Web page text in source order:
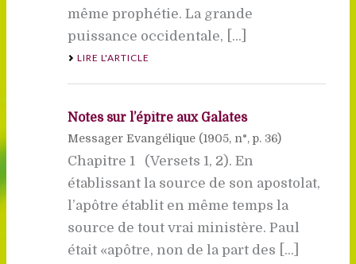
même prophétie. La grande
puissance occidentale, [...]
LIRE L'ARTICLE
Notes sur l’épître aux Galates
Messager Evangélique (1905, n°, p. 36)
Chapitre 1 (Versets 1, 2). En
établissant la source de son apostolat,
l’apôtre établit en même temps la
source de tout vrai ministère. Paul
était «apôtre, non de la part des [...]